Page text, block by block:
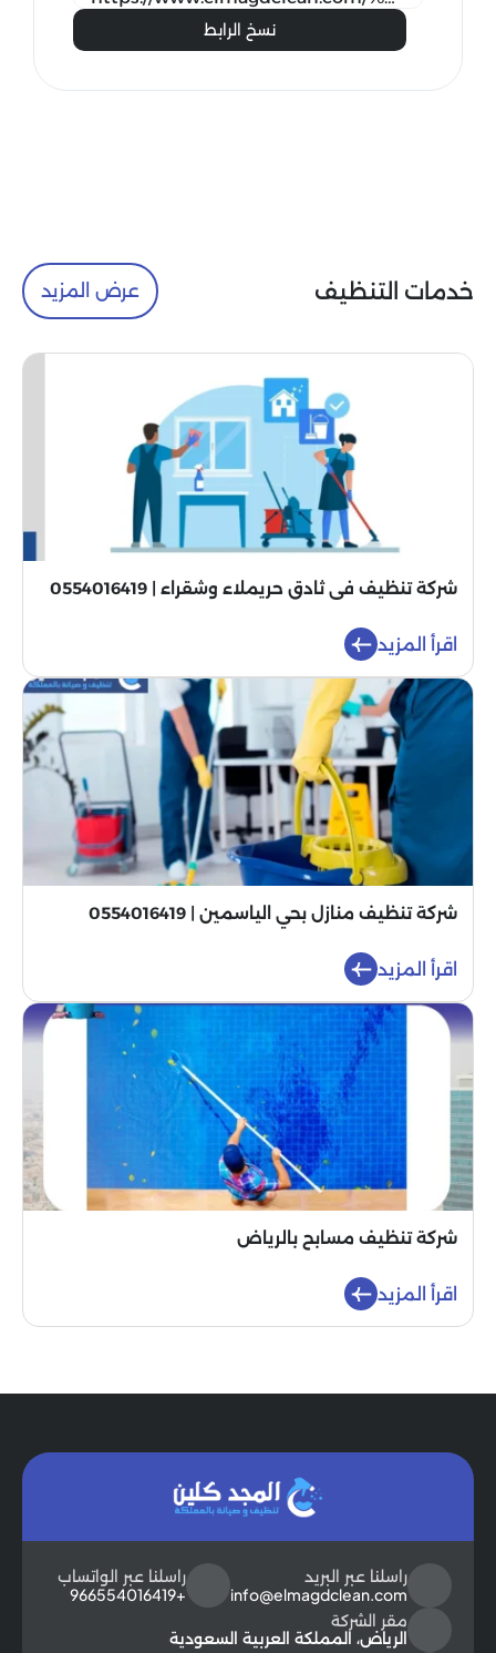
نسخ الرابط
خدمات التنظيف عرض المزيد
شركة تنظيف فى ثادق حريملاء وشقراء | 0554016419
اقرأ المزيد
شركة تنظيف منازل بحي الياسمين | 0554016419
اقرأ المزيد
شركة تنظيف مسابح بالرياض
اقرأ المزيد
راسلنا عبر البريد
info@elmagdclean.com
راسلنا عبر الواتساب
+966554016419
مقر الشركة
الرياض، المملكة العربية السعودية